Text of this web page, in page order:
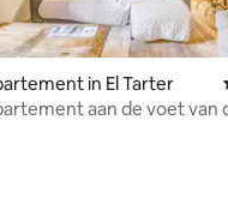
van 4,98 uit 5, 45
in El Tarter
aan de voet van